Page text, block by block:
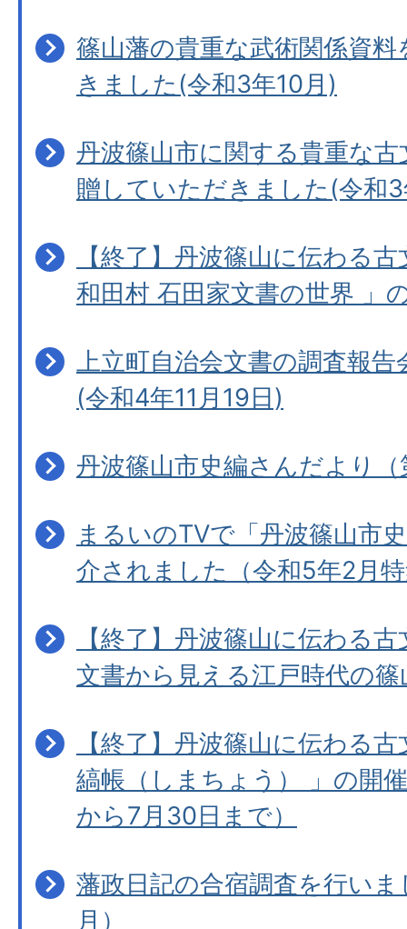
篠山藩の貴重な武術関係資
きました(令和3年10月)
丹波篠山市に関する貴重な
贈していただきました(令和
【終了】丹波篠山に伝わる
和田村 石田家文書の世界 」
上立町自治会文書の調査報
(令和4年11月19日)
丹波篠山市史編さんだより（
まるいのTVで「丹波篠山市
介されました（令和5年2月
【終了】丹波篠山に伝わる
文書から見える江戸時代の
【終了】丹波篠山に伝わる
縞帳（しまちょう） 」の開
から7月30日まで）
藩政日記の合宿調査を行い
月）